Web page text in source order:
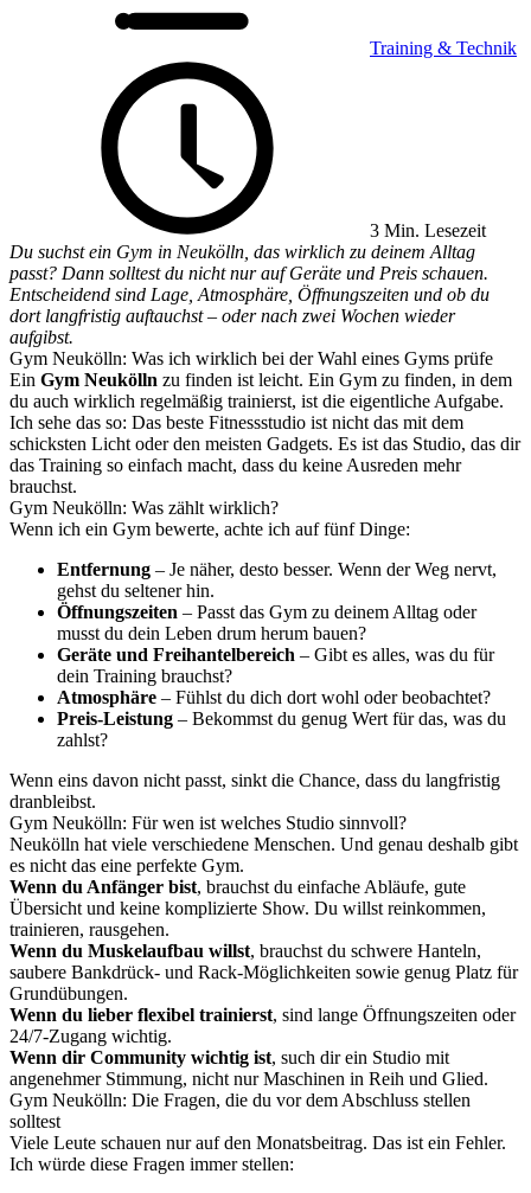
Training & Technik
3 Min. Lesezeit
Du suchst ein Gym in Neukölln, das wirklich zu deinem Alltag
passt? Dann solltest du nicht nur auf Geräte und Preis schauen.
Entscheidend sind Lage, Atmosphäre, Öffnungszeiten und ob du
dort langfristig auftauchst – oder nach zwei Wochen wieder
aufgibst.
Gym Neukölln: Was ich wirklich bei der Wahl eines Gyms prüfe
Ein Gym Neukölln zu finden ist leicht. Ein Gym zu finden, in dem
du auch wirklich regelmäßig trainierst, ist die eigentliche Aufgabe.
Ich sehe das so: Das beste Fitnessstudio ist nicht das mit dem
schicksten Licht oder den meisten Gadgets. Es ist das Studio, das dir
das Training so einfach macht, dass du keine Ausreden mehr
brauchst.
Gym Neukölln: Was zählt wirklich?
Wenn ich ein Gym bewerte, achte ich auf fünf Dinge:
Entfernung – Je näher, desto besser. Wenn der Weg nervt,
gehst du seltener hin.
Öffnungszeiten – Passt das Gym zu deinem Alltag oder
musst du dein Leben drum herum bauen?
Geräte und Freihantelbereich – Gibt es alles, was du für
dein Training brauchst?
Atmosphäre – Fühlst du dich dort wohl oder beobachtet?
Preis-Leistung – Bekommst du genug Wert für das, was du
zahlst?
Wenn eins davon nicht passt, sinkt die Chance, dass du langfristig
dranbleibst.
Gym Neukölln: Für wen ist welches Studio sinnvoll?
Neukölln hat viele verschiedene Menschen. Und genau deshalb gibt
es nicht das eine perfekte Gym.
Wenn du Anfänger bist, brauchst du einfache Abläufe, gute
Übersicht und keine komplizierte Show. Du willst reinkommen,
trainieren, rausgehen.
Wenn du Muskelaufbau willst, brauchst du schwere Hanteln,
saubere Bankdrück- und Rack-Möglichkeiten sowie genug Platz für
Grundübungen.
Wenn du lieber flexibel trainierst, sind lange Öffnungszeiten oder
24/7-Zugang wichtig.
Wenn dir Community wichtig ist, such dir ein Studio mit
angenehmer Stimmung, nicht nur Maschinen in Reih und Glied.
Gym Neukölln: Die Fragen, die du vor dem Abschluss stellen
solltest
Viele Leute schauen nur auf den Monatsbeitrag. Das ist ein Fehler.
Ich würde diese Fragen immer stellen: